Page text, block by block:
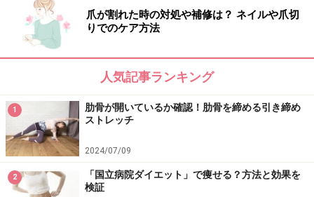
爪が割れた時の対処や補修は？ ネイルや爪切
りでのケア方法
人気記事ランキング
1
肋骨が開いているか確認！肋骨を締める引き締め
ストレッチ
2024/07/09
2
「国立病院ダイエット」で痩せる？方法と効果を
検証